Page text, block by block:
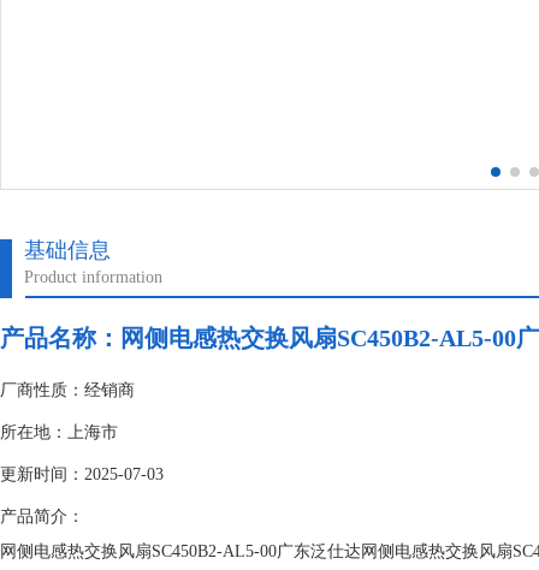
基础信息
Product information
产品名称：网侧电感热交换风扇SC450B2-AL5-00
厂商性质：经销商
所在地：上海市
更新时间：2025-07-03
产品简介：
网侧电感热交换风扇SC450B2-AL5-00广东泛仕达网侧电感热交换风扇